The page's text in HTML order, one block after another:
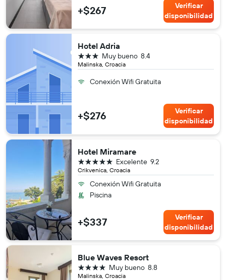
+$267
Verificar
disponibilidad
Hotel Adria
Malinska, Croacia
8.4
Muy bueno
3 estrellas
Conexión Wifi Gratuita
+$276
Verificar
disponibilidad
Hotel Miramare
Crikvenica, Croacia
9.2
Excelente
5 estrellas
Conexión Wifi Gratuita
Piscina
+$337
Verificar
disponibilidad
Blue Waves Resort
Malinska, Croacia
8.8
Muy bueno
4 estrellas